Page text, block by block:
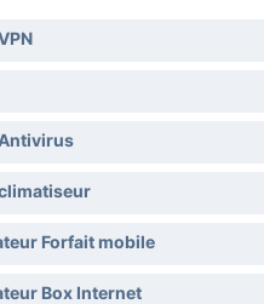
Forfait mobile
Box Internet